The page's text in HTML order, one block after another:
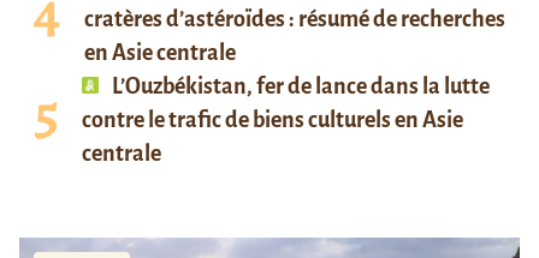
cratères d’astéroïdes : résumé de recherches
en Asie centrale
L’Ouzbékistan, fer de lance dans la lutte
contre le trafic de biens culturels en Asie
centrale